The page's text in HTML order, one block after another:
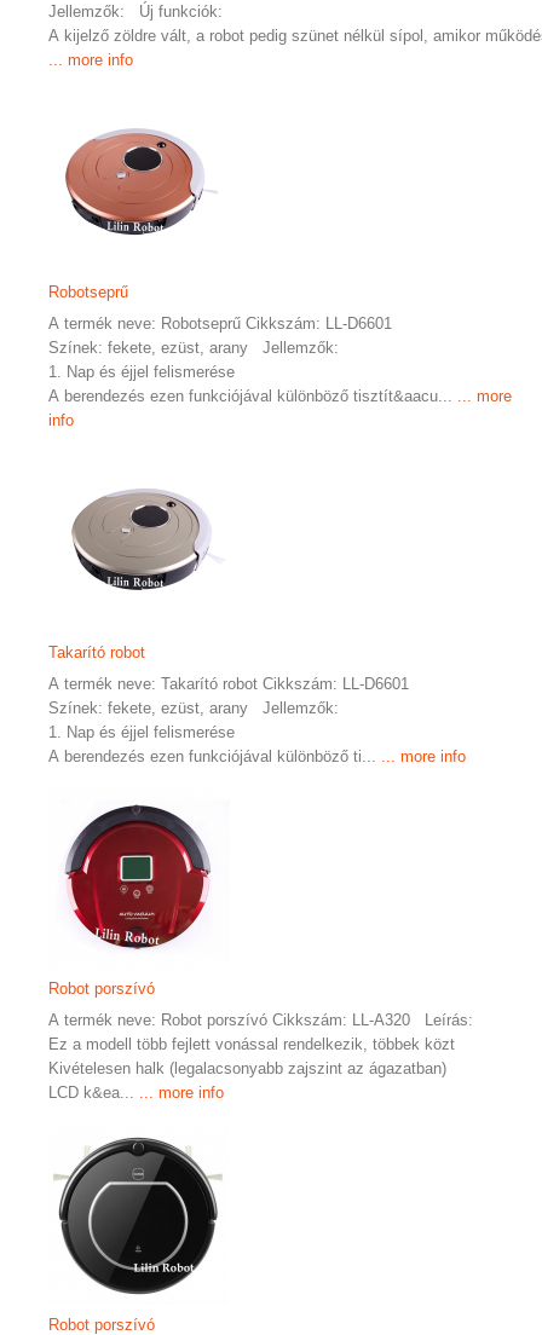
Jellemzők: Új funkciók:
A kijelző zöldre vált, a robot pedig szünet nélkül sípol, amikor
... more info
Robotseprű
A termék neve: Robotseprű Cikkszám: LL-D6601
Színek: fekete, ezüst, arany Jellemzők:
1. Nap és éjjel felismerése
A berendezés ezen funkciójával különböző tisztít&aacu...
... more
info
Takarító robot
A termék neve: Takarító robot Cikkszám: LL-D6601
Színek: fekete, ezüst, arany Jellemzők:
1. Nap és éjjel felismerése
A berendezés ezen funkciójával különböző ti...
... more info
Robot porszívó
A termék neve: Robot porszívó Cikkszám: LL-A320 Leírás:
Ez a modell több fejlett vonással rendelkezik, többek közt
Kivételesen halk (legalacsonyabb zajszint az ágazatban)
LCD k&ea...
... more info
Robot porszívó